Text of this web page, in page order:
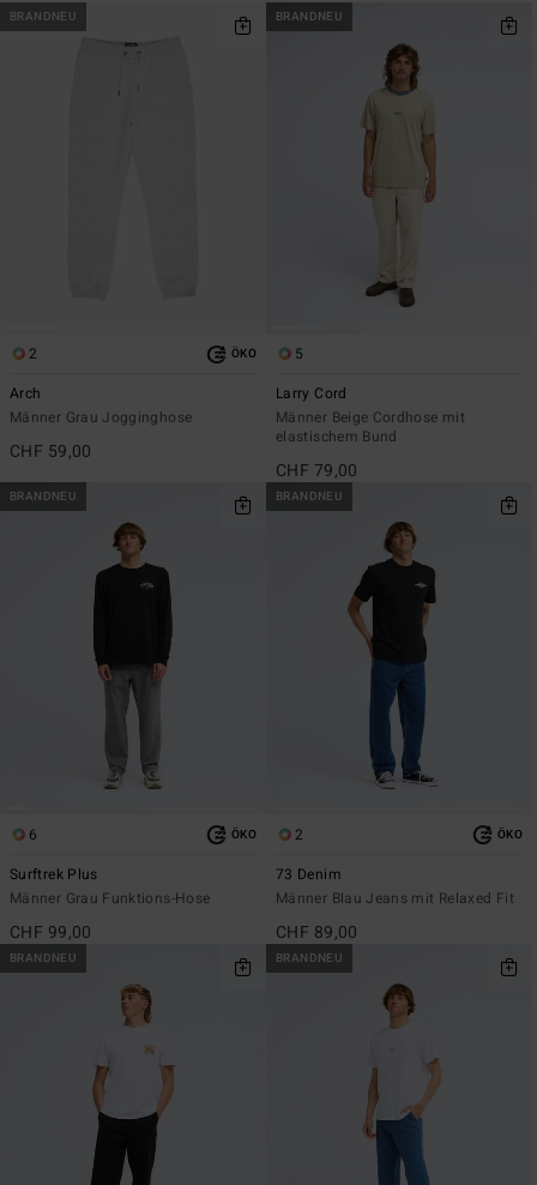
BRANDNEU
2 ÖKO
Arch
Männer Grau Jogginghose
CHF 59,00
BRANDNEU
5
Larry Cord
Männer Beige Cordhose mit
elastischem Bund
CHF 79,00
BRANDNEU
6 ÖKO
Surftrek Plus
Männer Grau Funktions-Hose
CHF 99,00
BRANDNEU
2 ÖKO
73 Denim
Männer Blau Jeans mit Relaxed Fit
CHF 89,00
BRANDNEU BRANDNEU